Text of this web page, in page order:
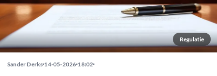
Regulatie
Sander Derks 14-05-2026 18:02